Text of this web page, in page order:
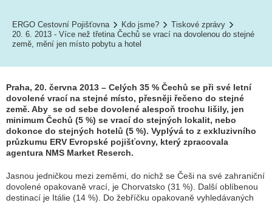
ERGO Cestovní Pojišťovna Kdo jsme?
Tiskové zprávy
20. 6. 2013 - Více než třetina Čechů se vrací na dovolenou do stejné
země, mění jen místo pobytu a hotel
Praha, 20. června 2013 – Celých 35 % Čechů se při své letní
dovolené vrací na stejné místo, přesněji řečeno do stejné
země. Aby se od sebe dovolené alespoň trochu lišily, jen
minimum Čechů (5 %) se vrací do stejných lokalit, nebo
dokonce do stejných hotelů (5 %). Vyplývá to z exkluzivního
průzkumu ERV Evropské pojišťovny, který zpracovala
agentura NMS Market Reserch.
Jasnou jedničkou mezi zeměmi, do nichž se Češi na své zahraniční
dovolené opakovaně vrací, je Chorvatsko (31 %). Další oblíbenou
destinací je Itálie (14 %). Do žebříčku opakovaně vyhledávaných